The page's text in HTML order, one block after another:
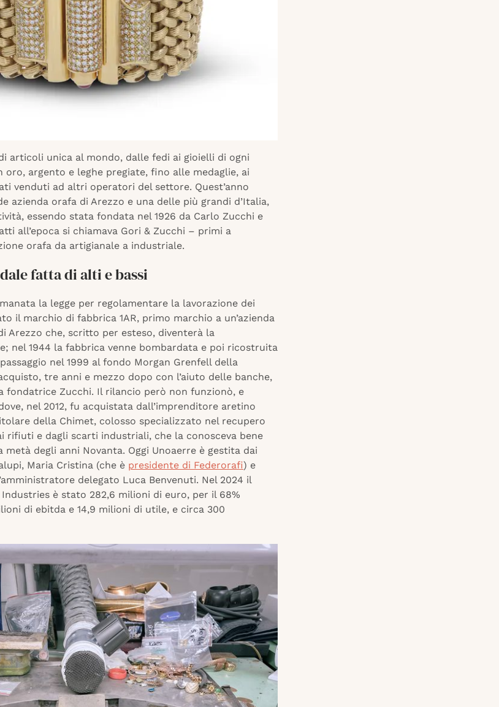
articoli unica al mondo, dalle fedi ai gioielli di ogni
oro, argento e leghe pregiate, fino alle medaglie, ai
venduti ad altri operatori del settore. Quest’anno
azienda orafa di Arezzo e una delle più grandi d’Italia,
essendo stata fondata nel 1926 da Carlo Zucchi e
all’epoca si chiamava Gori & Zucchi – primi a
orafa da artigianale a industriale.
fatta di alti e bassi
la legge per regolamentare la lavorazione dei
il marchio di fabbrica 1AR, primo marchio a un’azienda
Arezzo che, scritto per esteso, diventerà la
nel 1944 la fabbrica venne bombardata e poi ricostruita
nel 1999 al fondo Morgan Grenfell della
tre anni e mezzo dopo con l’aiuto delle banche,
fondatrice Zucchi. Il rilancio però non funzionò, e
nel 2012, fu acquistata dall’imprenditore aretino
della Chimet, colosso specializzato nel recupero
rifiuti e dagli scarti industriali, che la conosceva bene
metà degli anni Novanta. Oggi Unoaerre è gestita dai
Maria Cristina (che è presidente di Federorafi) e
delegato Luca Benvenuti. Nel 2024 il
è stato 282,6 milioni di euro, per il 68%
di ebitda e 14,9 milioni di utile, e circa 300